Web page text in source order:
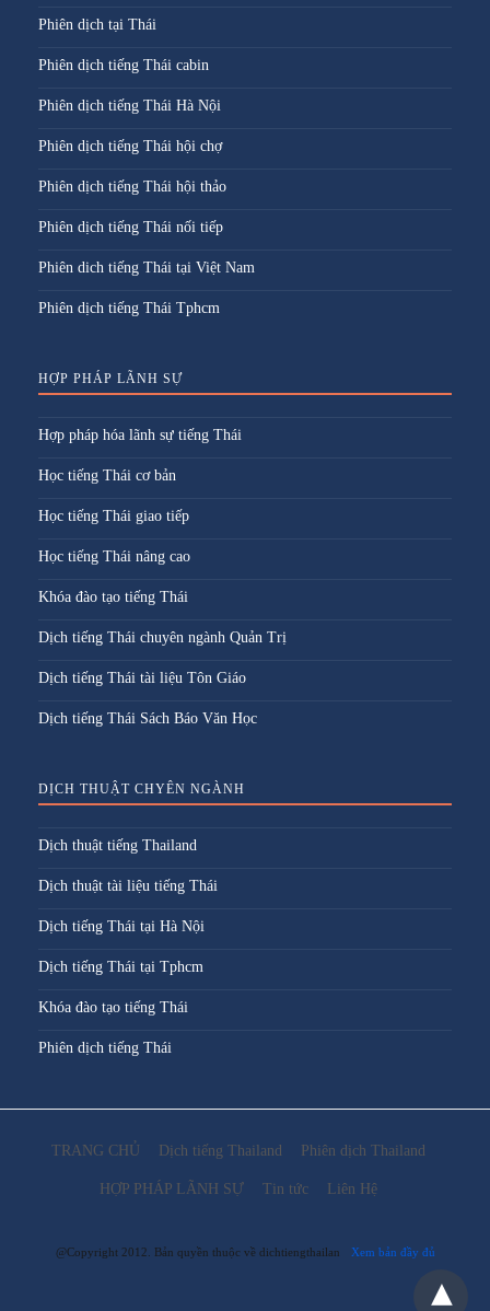
Phiên dịch tại Thái
Phiên dịch tiếng Thái cabin
Phiên dịch tiếng Thái Hà Nội
Phiên dịch tiếng Thái hội chợ
Phiên dịch tiếng Thái hội thảo
Phiên dịch tiếng Thái nối tiếp
Phiên dich tiếng Thái tại Việt Nam
Phiên dịch tiếng Thái Tphcm
HỢP PHÁP LÃNH SỰ
Hợp pháp hóa lãnh sự tiếng Thái
Học tiếng Thái cơ bản
Học tiếng Thái giao tiếp
Học tiếng Thái nâng cao
Khóa đào tạo tiếng Thái
Dịch tiếng Thái chuyên ngành Quản Trị
Dịch tiếng Thái tài liệu Tôn Giáo
Dịch tiếng Thái Sách Báo Văn Học
DỊCH THUẬT CHYÊN NGÀNH
Dịch thuật tiếng Thailand
Dịch thuật tài liệu tiếng Thái
Dịch tiếng Thái tại Hà Nội
Dịch tiếng Thái tại Tphcm
Khóa đào tạo tiếng Thái
Phiên dịch tiếng Thái
TRANG CHỦ Dịch tiếng Thailand Phiên dịch Thailand
HỢP PHÁP LÃNH SỰ Tin tức Liên Hệ
@Copyright 2012. Bản quyền thuộc về dichtiengthailan Xem bản đầy đủ